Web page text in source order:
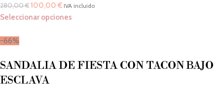
280,00€100,00 € IVA incluido
Seleccionar opciones
-66%
SANDALIA DE FIESTA CON TACON BAJO
ESCLAVA